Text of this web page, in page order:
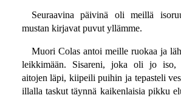
Seuraavina päivinä oli meillä
mustan kirjavat puvut yllämme.
Muori Colas antoi meille ruokaa ja
leikkimään. Sisareni, joka oli jo iso,
aitojen läpi, kiipeili puihin ja tepasteli
illalla taskut täynnä kaikenlaisia pikku